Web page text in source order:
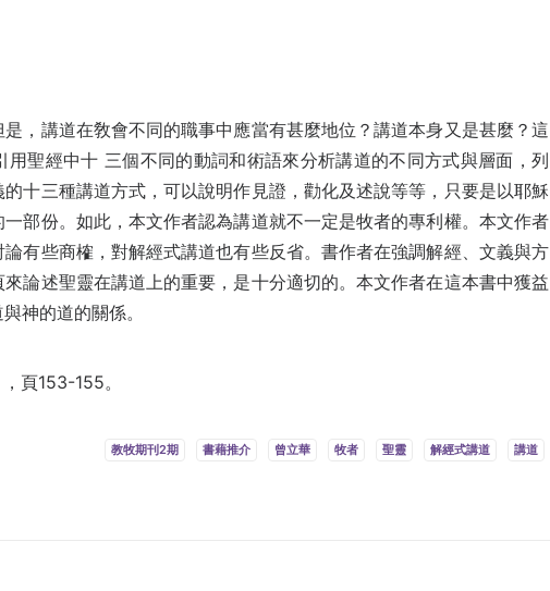
，講道在敎會不同的職事中應當有甚麼地位？講道本身又是甚麼？這
用聖經中十 三個不同的動詞和術語來分析講道的不同方式與層面，列
十三種講道方式，可以說明作見證，勸化及述說等等，只要是以耶穌
部份。如此，本文作者認為講道就不一定是牧者的專利權。本文作者
有些商榷， 對解經式講道也有些反省。書作者在強調解經、文義與方
論述聖靈在講道上的重要，是十分適切的。本文作者在這本書中獲益
神的道的關係。
頁153-155。
教牧期刊2期 書藉推介 曾立華 牧者 聖靈 解經式講道 講道